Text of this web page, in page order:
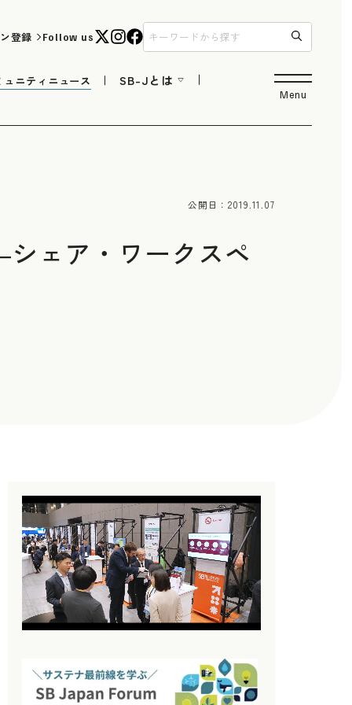
登録 Follow us
ュニティニュース SB-Jとは
Menu
公開日：2019.11.07
ェア・ワークスペ